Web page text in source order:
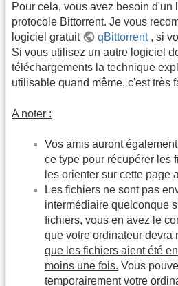
Pour cela, vous avez besoin d'un
protocole Bittorrent. Je vous
logiciel gratuit
qBittorrent , si
Si vous utilisez un autre logiciel
téléchargements la technique
utilisable quand même, c'est très
A noter :
Vos amis auront
ce type pour récupérer les
les orienter sur cette page
Les fichiers ne sont pas
intermédiaire quelconque
fichiers, vous en avez le
que votre ordinateur devra
que les fichiers aient été
moins une fois. Vous
temporairement votre